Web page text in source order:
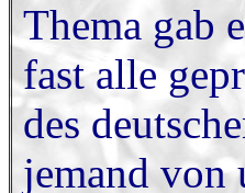
Thema gab
fast alle
des
jemand von